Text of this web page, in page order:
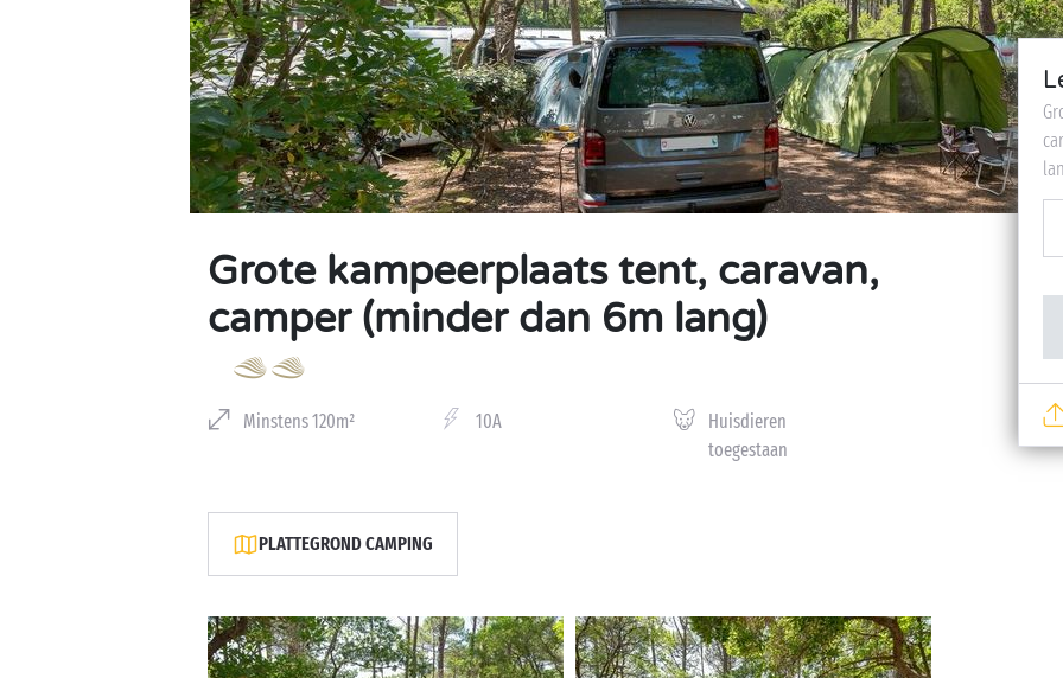
Grote kampeerplaats tent, caravan,
camper (minder dan 6m lang)
Minstens 120m² 10A
Huisdieren
toegestaan
PLATTEGROND CAMPING